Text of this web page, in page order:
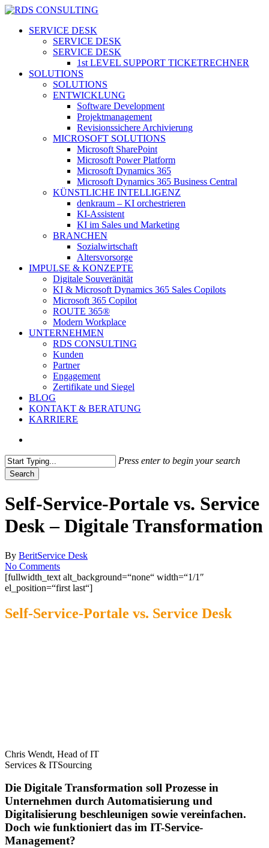
Skip
main
search
Menu
SERVICE DESK
SERVICE DESK
SERVICE DESK
1st LEVEL SUPPORT TICKETRECHNER
SOLUTIONS
SOLUTIONS
ENTWICKLUNG
Software Development
Projektmanagement
Revisionssichere Archivierung
MICROSOFT SOLUTIONS
Microsoft SharePoint
Microsoft Power Platform
Microsoft Dynamics 365
Microsoft Dynamics 365 Business Central
KÜNSTLICHE INTELLIGENZ
denkraum – KI orchestrieren
KI-Assistent
KI im Sales und Marketing
BRANCHEN
Sozialwirtschaft
Altersvorsorge
IMPULSE & KONZEPTE
Digitale Souveränität
KI & Microsoft Dynamics 365 Sales Copilots
Microsoft 365 Copilot
ROUTE 365®
Modern Workplace
UNTERNEHMEN
RDS CONSULTING
Kunden
Partner
Engagement
Zertifikate und Siegel
BLOG
KONTAKT & BERATUNG
KARRIERE
Press enter to begin your search
Search
Search
Self-Service-Portale vs. Service
Desk – Digitale Transformation
By BeritService Desk
No Comments
[fullwidth_text alt_background=“none“ width=“1/1″
el_position=“first last“]
Self-Service-Portale vs. Service Desk
Chris Wendt, Head of IT
Services & ITSourcing
Die Digitale Transformation soll Prozesse in
Unternehmen durch Automatisierung und
Digitalisierung beschleunigen sowie vereinfachen.
Doch wie funktioniert das im IT-Service-
Management?